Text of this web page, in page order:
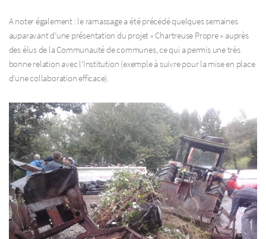
A noter également : le ramassage a été précédé quelques semaines
auparavant d’une présentation du projet « Chartreuse Propre » auprès
des élus de la Communauté de communes, ce qui a permis une très
bonne relation avec l’Institution (exemple à suivre pour la mise en place
d’une collaboration efficace).